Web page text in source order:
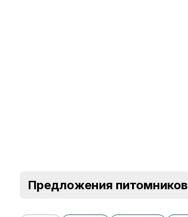
Предложения питомников